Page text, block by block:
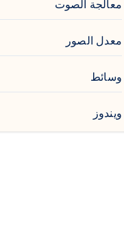
معالجة الصوت
معدل الصور
وسائط
ويندوز